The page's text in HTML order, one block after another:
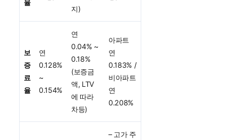
율
지)
보
증
료
율
연
0.128%
~
0.154%
연
0.04% ~
0.18%
(보증금
액, LTV
에 따라
차등)
아파트
연
0.183% /
비아파트
연
0.208%
– 고가 주